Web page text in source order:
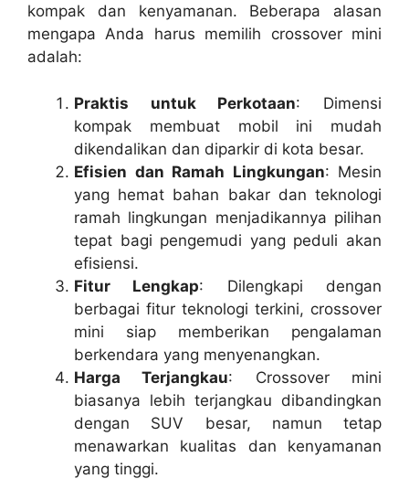
kompak dan kenyamanan. Beberapa alasan
mengapa Anda harus memilih crossover mini
adalah:
Praktis untuk Perkotaan: Dimensi
kompak membuat mobil ini mudah
dikendalikan dan diparkir di kota besar.
Efisien dan Ramah Lingkungan: Mesin
yang hemat bahan bakar dan teknologi
ramah lingkungan menjadikannya pilihan
tepat bagi pengemudi yang peduli akan
efisiensi.
Fitur Lengkap: Dilengkapi dengan
berbagai fitur teknologi terkini, crossover
mini siap memberikan pengalaman
berkendara yang menyenangkan.
Harga Terjangkau: Crossover mini
biasanya lebih terjangkau dibandingkan
dengan SUV besar, namun tetap
menawarkan kualitas dan kenyamanan
yang tinggi.